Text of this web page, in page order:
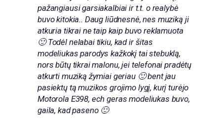
pažangiausi garsiakalbiai ir t.t. o realybė
buvo kitokia.. Daug liūdnesnė, nes muziką ji
atkuria tikrai ne taip kaip buvo reklamuota
🙂 Todėl nelabai tikiu, kad ir šitas
modeliukas parodys kažkokį tai stebuklą,
nors būtų tikrai malonu, jei telefonai pradėtų
atkurti muziką žymiai geriau 🙂 bent jau
pasiektų tą muzikos grojimo lygį, kurį turėjo
Motorola E398, ech geras modeliukas buvo,
gaila, kad paseno 🙂